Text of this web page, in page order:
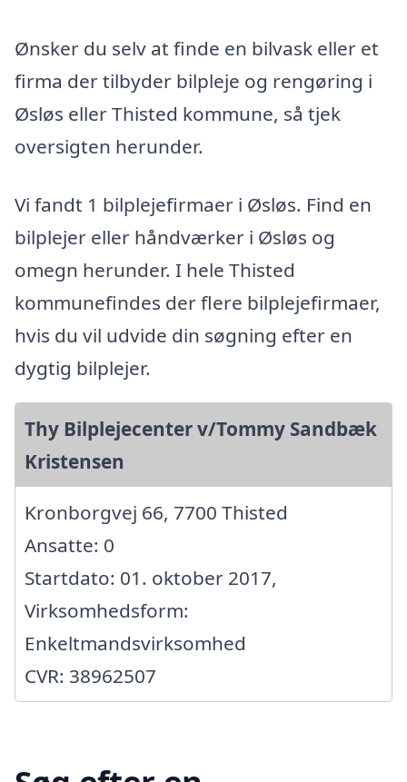
Ønsker du selv at finde en bilvask eller et
firma der tilbyder bilpleje og rengøring i
Øsløs eller Thisted kommune, så tjek
oversigten herunder.
Vi fandt 1 bilplejefirmaer i Øsløs. Find en
bilplejer eller håndværker i Øsløs og
omegn herunder. I hele Thisted
kommunefindes der flere bilplejefirmaer,
hvis du vil udvide din søgning efter en
dygtig bilplejer.
Thy Bilplejecenter v/Tommy Sandbæk
Kristensen
Kronborgvej 66, 7700 Thisted
Ansatte: 0
Startdato: 01. oktober 2017,
Virksomhedsform:
Enkeltmandsvirksomhed
CVR: 38962507